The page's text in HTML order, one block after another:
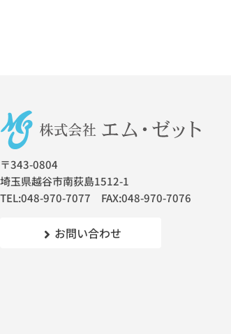
〒343-0804
埼玉県越谷市南荻島1512-1
TEL:048-970-7077 FAX:048-970-7076
お問い合わせ